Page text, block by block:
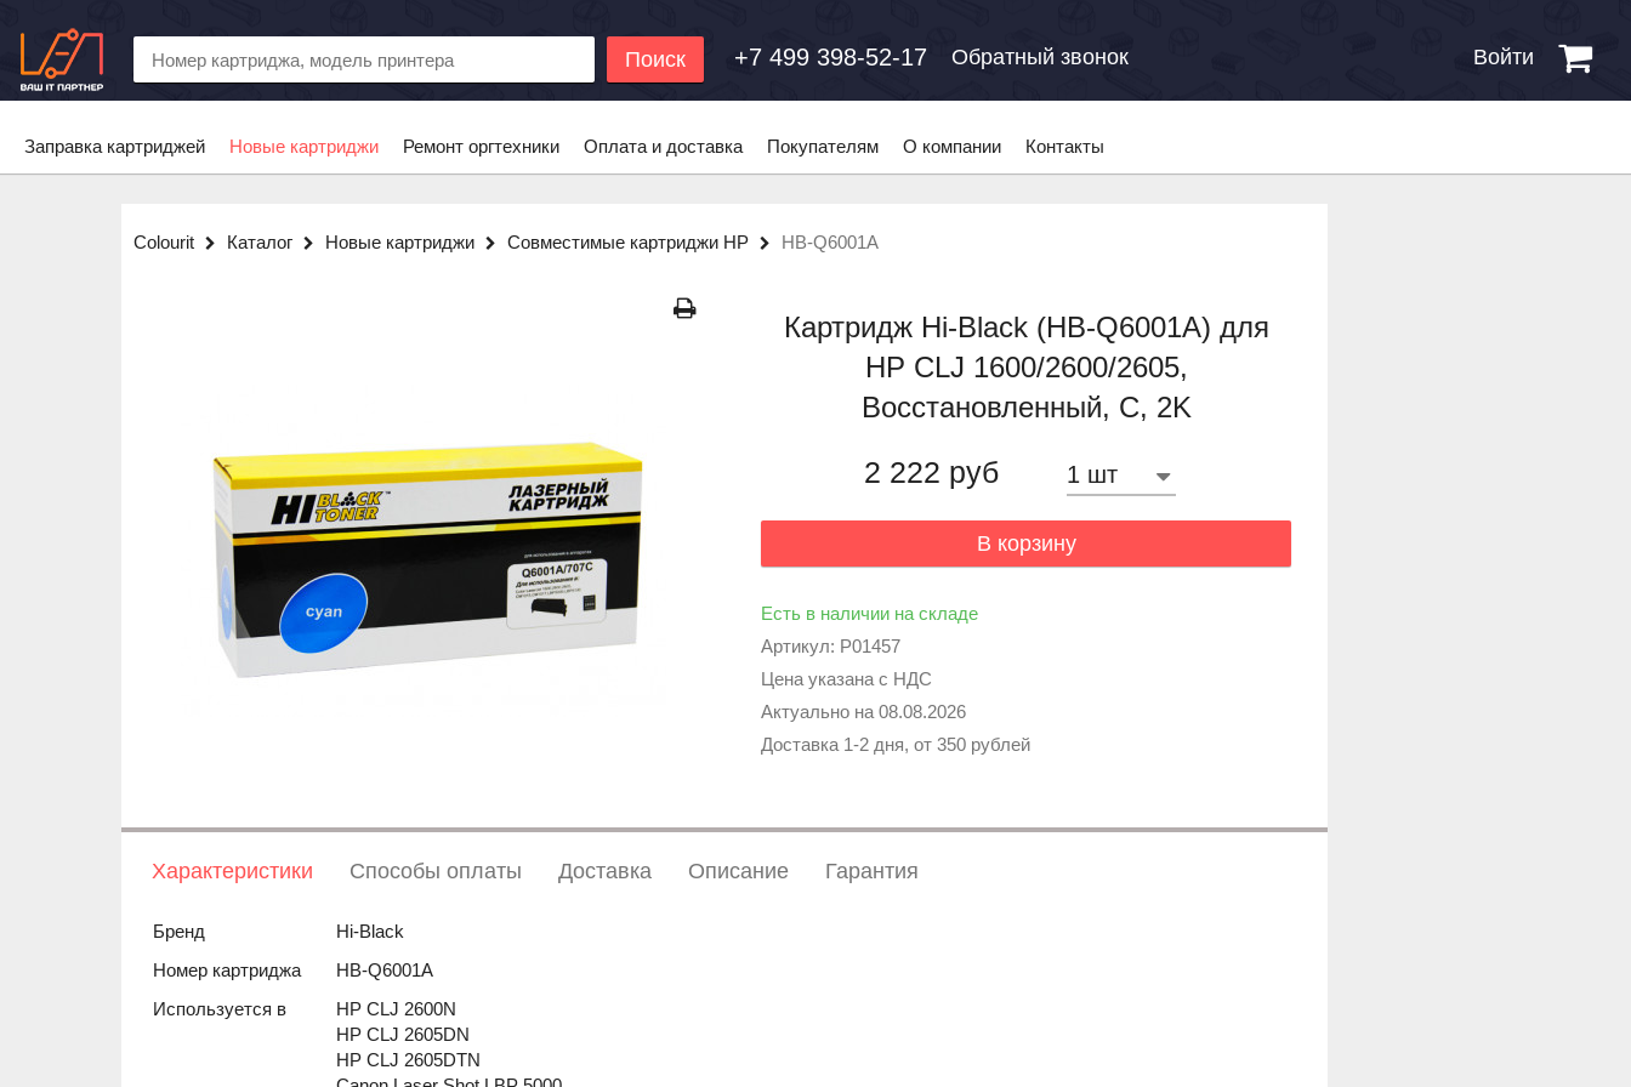
Поиск +7 499 398-52-17 Обратный звонок Войти
Заправка картриджей Новые картриджи Ремонт оргтехники Оплата и доставка Покупателям О компании Контакты
Colourit Каталог Новые картриджи Совместимые картриджи HP HB-Q6001A
Картридж Hi-Black (HB-Q6001A) для
HP CLJ 1600/2600/2605,
Восстановленный, C, 2K
2 222 руб
В корзину
Есть в наличии на складе
Артикул: P01457
Цена указана с НДС
Актуально на 08.08.2026
Доставка 1-2 дня, от 350 рублей
Характеристики Способы оплаты Доставка Описание Гарантия
Бренд
Hi-Black
Номер картриджа
HB-Q6001A
Используется в
HP CLJ 2600N
HP CLJ 2605DN
HP CLJ 2605DTN